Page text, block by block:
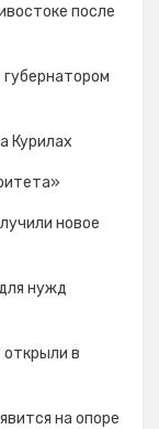
после
Курилах
новое
нужд
в
на опоре